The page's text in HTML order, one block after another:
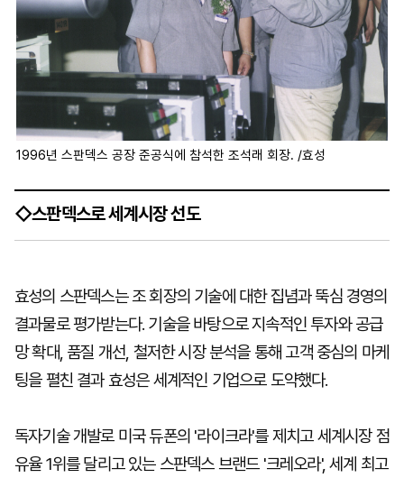
1996년 스판덱스 공장 준공식에 참석한 조석래 회장. /효성
◇스판덱스로 세계시장 선도
효성의 스판덱스는 조 회장의 기술에 대한 집념과 뚝심 경영의
결과물로 평가받는다. 기술을 바탕으로 지속적인 투자와 공급
망 확대, 품질 개선, 철저한 시장 분석을 통해 고객 중심의 마케
팅을 펼친 결과 효성은 세계적인 기업으로 도약했다.
독자기술 개발로 미국 듀폰의 '라이크라'를 제치고 세계시장 점
유율 1위를 달리고 있는 스판덱스 브랜드 '크레오라', 세계 최고